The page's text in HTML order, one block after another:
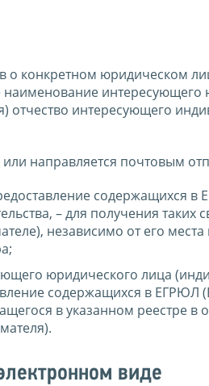
о конкретном юридическом
интересующего
интересующего
направляется почтовым
содержащихся в
– для получения таких
независимо от его места
юридического лица
содержащихся в ЕГРЮЛ
в указанном реестре в
виде